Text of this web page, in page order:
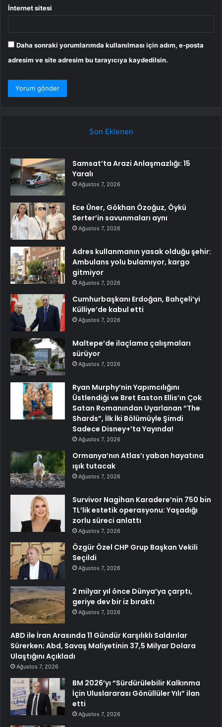
İnternet sitesi
Daha sonraki yorumlarımda kullanılması için adım, e-posta
adresim ve site adresim bu tarayıcıya kaydedilsin.
Son Eklenen
Samsat’ta Arazi Anlaşmazlığı: 15
Yaralı
Ağustos 7, 2026
Ece Üner, Gökhan Özoğuz, Öykü
Serter’in savunmaları aynı
Ağustos 7, 2026
Adres kullanmanın yasak olduğu şehir:
Ambulans yolu bulamıyor, kargo
gitmiyor
Ağustos 7, 2026
Cumhurbaşkanı Erdoğan, Bahçeli’yi
Külliye’de kabul etti
Ağustos 7, 2026
Maltepe’de ilaçlama çalışmaları
sürüyor
Ağustos 7, 2026
Ryan Murphy’nin Yapımcılığını
Üstlendiği ve Bret Easton Ellis’ın Çok
Satan Romanından Uyarlanan “The
Shards”, İlk İki Bölümüyle Şimdi
Sadece Disney+’ta Yayında!
Ağustos 7, 2026
Ormanya’nın Atlas’ı yaban hayatına
ışık tutacak
Ağustos 7, 2026
Survivor Nagihan Karadere’nin 750 bin
TL’lik estetik operasyonu: Yaşadığı
zorlu süreci anlattı
Ağustos 7, 2026
Özgür Özel CHP Grup Başkan Vekili
Seçildi
Ağustos 7, 2026
2 milyar yıl önce Dünya’ya çarptı,
geriye dev bir iz bıraktı
Ağustos 7, 2026
ABD ile İran Arasında 11 Gündür Karşılıklı Saldırılar
Sürerken; Abd, Savaş Maliyetinin 37,5 Milyar Dolara
Ulaştığını Açıkladı
Ağustos 7, 2026
BM 2026’yı “Sürdürülebilir Kalkınma
İçin Uluslararası Gönüllüler Yılı” ilan
etti
Ağustos 7, 2026